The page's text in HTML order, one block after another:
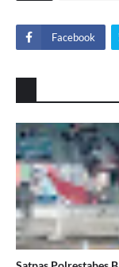
Facebook